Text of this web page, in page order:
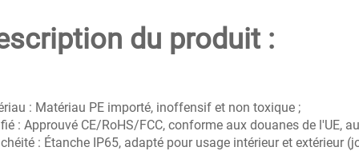
du produit :
: Matériau PE importé, inoffensif et non toxique ;
: Approuvé CE/RoHS/FCC, conforme aux douanes de l'UE,
: Étanche IP65, adapté pour usage intérieur et extérieur